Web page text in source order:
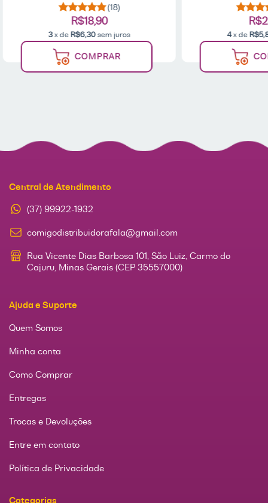
(18)
R$18,90
3x deR$6,30sem juros
COMPRAR
4x de
Central de Atendimento
(37) 99922-1932
comigodistribuidorafala@gmail.com
Rua Vicente Dias Barbosa 101, São Luiz, Carmo do
Cajuru, Minas Gerais (CEP 35557000)
Ajuda e Suporte
Quem Somos
Minha conta
Como Comprar
Entregas
Trocas e Devoluções
Entre em contato
Política de Privacidade
Categorias